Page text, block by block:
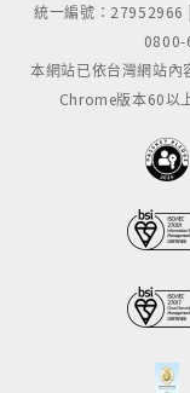
統一編號：27952966
本網站已依台灣網站
Chrome版本60以